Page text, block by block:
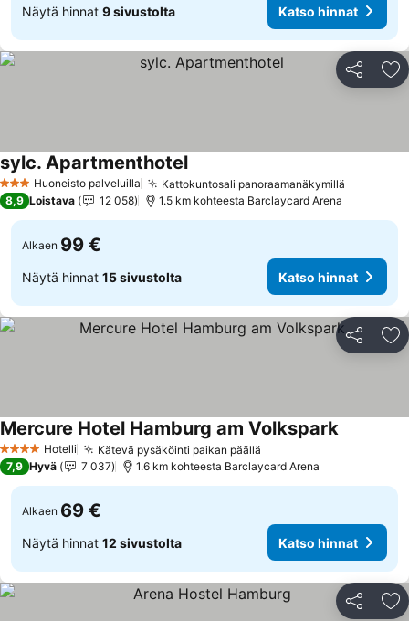
Näytä hinnat 9 sivustolta Katso hinnat
Jaa
3 Tähtiluokitus
Huoneisto palveluilla Kattokuntosali panoraamanäkymillä
sylc. ApartmenthotelKatso hinnat
8,9 Loistava 12 058 1.5 km kohteesta Barclaycard Arena
Alkaen 99 €
Näytä hinnat 15 sivustolta Katso hinnat
Jaa
4 Tähtiluokitus
Hotelli Kätevä pysäköinti paikan päällä
Mercure Hotel Hamburg am VolksparkKatso
7,9 Hyvä 7 037 1.6 km kohteesta Barclaycard Arena
Alkaen 69 €
Näytä hinnat 12 sivustolta Katso hinnat
Jaa